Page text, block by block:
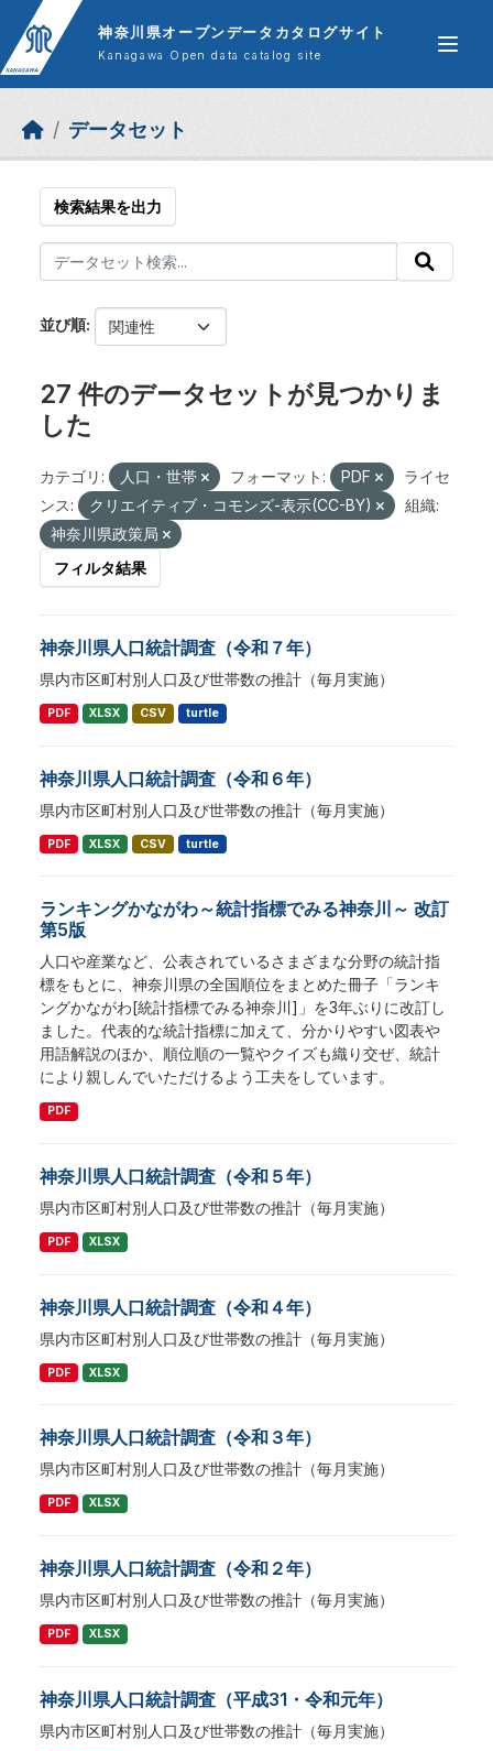
Skip to main content
神奈川県オープンデータカタログサイト
Kanagawa Open data catalog site
データセット
検索結果を出力
並び順
27 件のデータセットが見つかりま
した
カテゴリ: 人口・世帯 フォーマット: PDF
ライセ
ンス:
クリエイティブ・コモンズ-表示(CC-BY)
組織:
神奈川県政策局
フィルタ結果
神奈川県人口統計調査（令和７年）
県内市区町村別人口及び世帯数の推計（毎月実施）
PDF XLSX CSV turtle
神奈川県人口統計調査（令和６年）
県内市区町村別人口及び世帯数の推計（毎月実施）
PDF XLSX CSV turtle
ランキングかながわ～統計指標でみる神奈川～ 改訂
第5版
人口や産業など、公表されているさまざまな分野の統計指
標をもとに、神奈川県の全国順位をまとめた冊子「ランキ
ングかながわ[統計指標でみる神奈川]」を3年ぶりに改訂し
ました。代表的な統計指標に加えて、分かりやすい図表や
用語解説のほか、順位順の一覧やクイズも織り交ぜ、統計
により親しんでいただけるよう工夫をしています。
PDF
神奈川県人口統計調査（令和５年）
県内市区町村別人口及び世帯数の推計（毎月実施）
PDF XLSX
神奈川県人口統計調査（令和４年）
県内市区町村別人口及び世帯数の推計（毎月実施）
PDF XLSX
神奈川県人口統計調査（令和３年）
県内市区町村別人口及び世帯数の推計（毎月実施）
PDF XLSX
神奈川県人口統計調査（令和２年）
県内市区町村別人口及び世帯数の推計（毎月実施）
PDF XLSX
神奈川県人口統計調査（平成31・令和元年）
県内市区町村別人口及び世帯数の推計（毎月実施）